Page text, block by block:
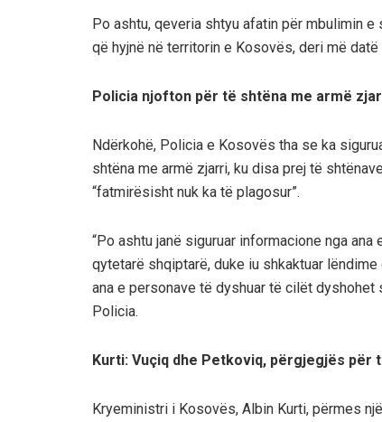
Po ashtu, qeveria shtyu afatin për mbulimin
që hyjnë në territorin e Kosovës, deri më
Policia njofton për të shtëna me armë
Ndërkohë, Policia e Kosovës tha se ka
shtëna me armë zjarri, ku disa prej të
“fatmirësisht nuk ka të plagosur”.
“Po ashtu janë siguruar informacione nga
qytetarë shqiptarë, duke iu shkaktuar
ana e personave të dyshuar të cilët
Policia.
Kurti: Vuçiq dhe Petkoviq, përgjegjës për
Kryeministri i Kosovës, Albin Kurti, përmes